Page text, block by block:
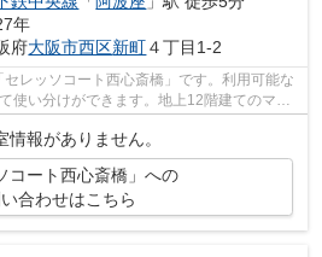
年
府大阪市西区新町４丁目1-2
レッソコート西心斎橋」です。利用可能な
使い分けができます。地上12階建てのマン
す。エ...
情報がありません。
コート西心斎橋」への
合わせはこちら